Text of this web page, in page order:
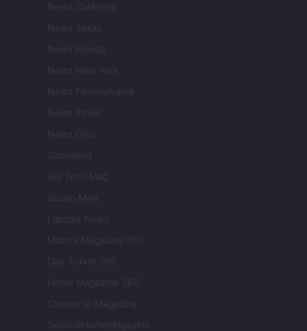
Newz California
Newz Texas
Newz Florida
Newz New York
Newz Pennsylvania
Newz Illinois
Newz Ohio
Gameland
Hig Tech Mag
Scoop Mag
Lgbtqia News
Motors Magazine 365
Day Travel 365
Home Magazine 365
Cineverse Magazine
SecondHomeMagazine